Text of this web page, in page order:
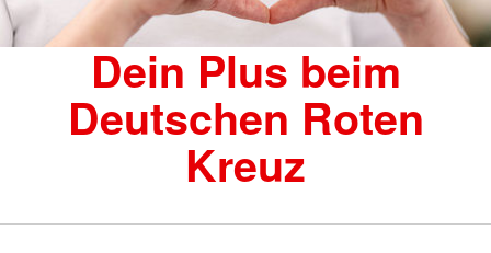
Dein Plus beim
Deutschen Roten
Kreuz